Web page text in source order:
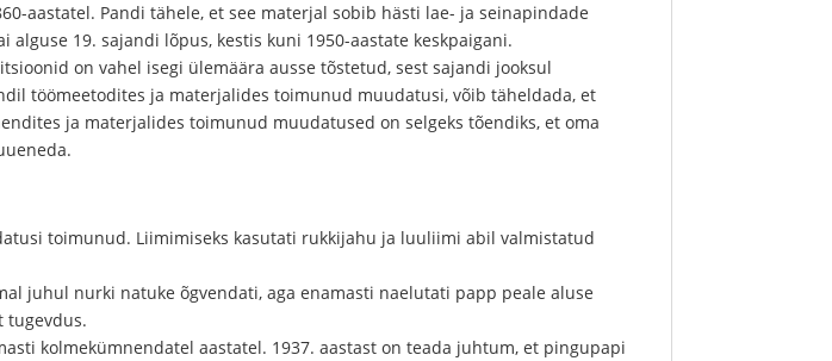
aastatel. Pandi tähele, et see materjal sobib hästi lae- ja seinapindade
19. sajandi lõpus, kestis kuni 1950-aastate keskpaigani.
on vahel isegi ülemäära ausse tõstetud, sest sajandi jooksul
töömeetodites ja materjalides toimunud muudatusi, võib täheldada, et
ja materjalides toimunud muudatused on selgeks tõendiks, et oma
toimunud. Liimimiseks kasutati rukkijahu ja luuliimi abil valmistatud
juhul nurki natuke õgvendati, aga enamasti naelutati papp peale aluse
tugevdus.
kolmekümnendatel aastatel. 1937. aastast on teada juhtum, et pingupapi